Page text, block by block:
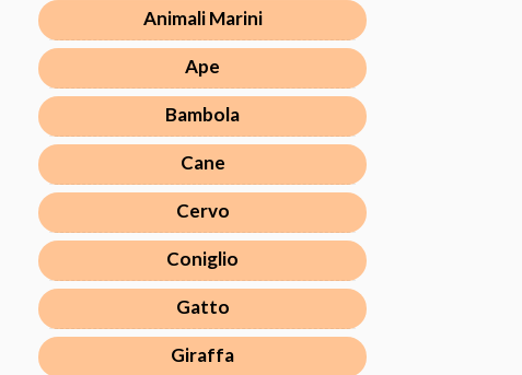
Animali Marini
Ape
Bambola
Cane
Cervo
Coniglio
Gatto
Giraffa